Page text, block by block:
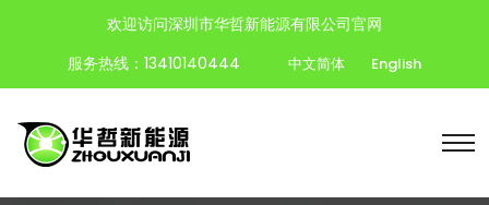
欢迎访问深圳市华哲新能源有限公司官网
服务热线：13410140444
中文简体 English